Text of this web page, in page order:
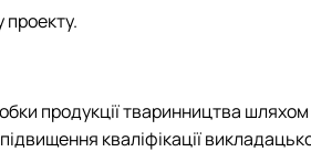
проекту.
продукції тваринництва
кваліфікації